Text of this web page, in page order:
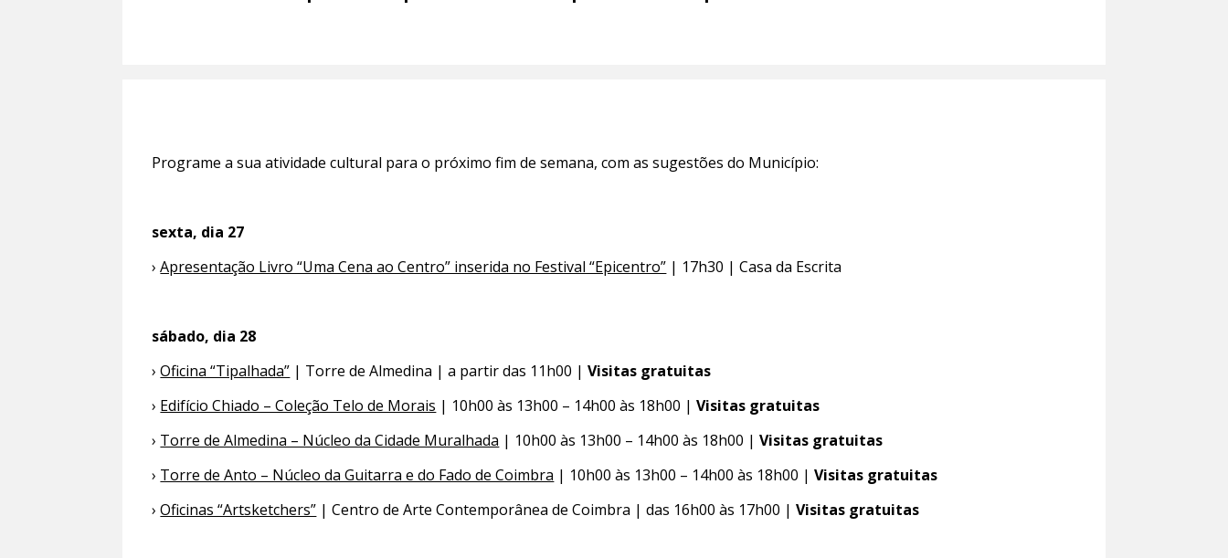
Programe a sua atividade cultural para o próximo fim de semana, com as sugestões do Município:
sexta, dia 27
›Apresentação Livro “Uma Cena ao Centro” inserida no Festival “Epicentro” | 17h30 | Casa da Escrita
sábado, dia 28
›Oficina “Tipalhada” | Torre de Almedina | a partir das 11h00 |Visitas gratuitas
› Edifício Chiado – Coleção Telo de Morais | 10h00 às 13h00 – 14h00 às 18h00 |Visitas gratuitas
› Torre de Almedina – Núcleo da Cidade Muralhada | 10h00 às 13h00 – 14h00 às 18h00 |Visitas gratuitas
› Torre de Anto – Núcleo da Guitarra e do Fado de Coimbra | 10h00 às 13h00 – 14h00 às 18h00 |Visitas gratuitas
›Oficinas “Artsketchers” | Centro de Arte Contemporânea de Coimbra | das 16h00 às 17h00 |Visitas gratuitas